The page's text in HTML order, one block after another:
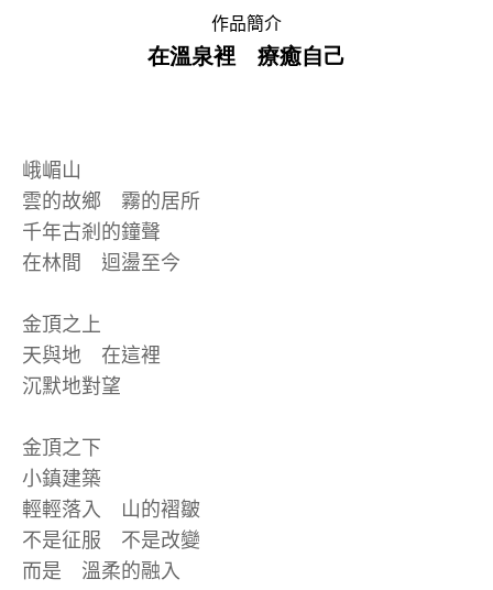
作品簡介
在溫泉裡 療癒自己
峨嵋山
雲的故鄉 霧的居所
千年古剎的鐘聲
在林間 迴盪至今
金頂之上
天與地 在這裡
沉默地對望
金頂之下
小鎮建築
輕輕落入 山的褶皺
不是征服 不是改變
而是 溫柔的融入